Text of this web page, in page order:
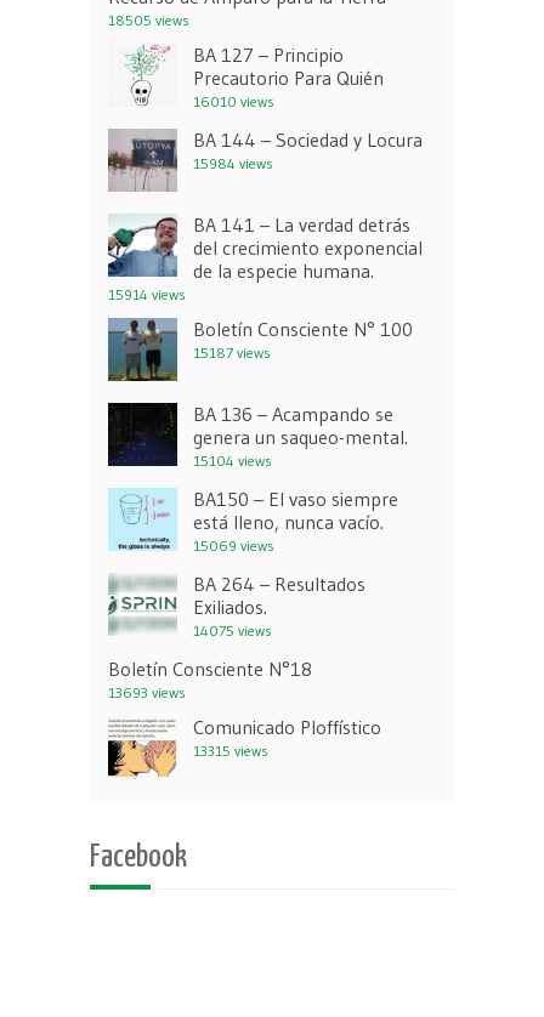
18505 views
BA 127 – Principio
Precautorio Para Quién
16010 views
BA 144 – Sociedad y Locura
15984 views
BA 141 – La verdad detrás
del crecimiento exponencial
de la especie humana.
15914 views
Boletín Consciente N° 100
15187 views
BA 136 – Acampando se
genera un saqueo-mental.
15104 views
BA150 – El vaso siempre
está lleno, nunca vacío.
15069 views
BA 264 – Resultados
Exiliados.
14075 views
Boletín Consciente N°18
13693 views
Comunicado Ploffístico
13315 views
Facebook